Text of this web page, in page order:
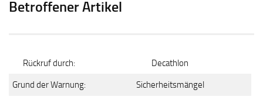
Betroffener Artikel
Rückruf durch: Decathlon
Grund der Warnung: Sicherheitsmängel